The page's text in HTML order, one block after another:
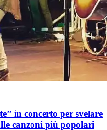
in concerto per svelare
canzoni più popolari